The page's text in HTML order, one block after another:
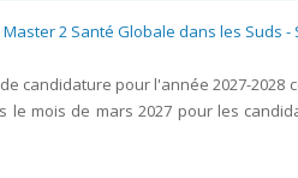
Master 2 Santé Globale dans les Suds -
candidature pour l'année 2027-
le mois de mars 2027 pour les